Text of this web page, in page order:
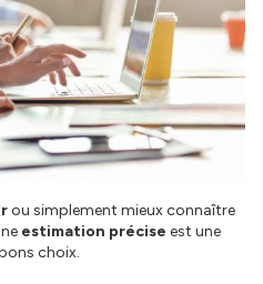
ou simplement mieux connaître
estimation précise est une
choix.